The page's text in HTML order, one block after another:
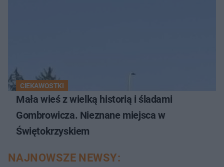
CIEKAWOSTKI
Mała wieś z wielką historią i śladami
Gombrowicza. Nieznane miejsca w
Świętokrzyskiem
NAJNOWSZE NEWSY: